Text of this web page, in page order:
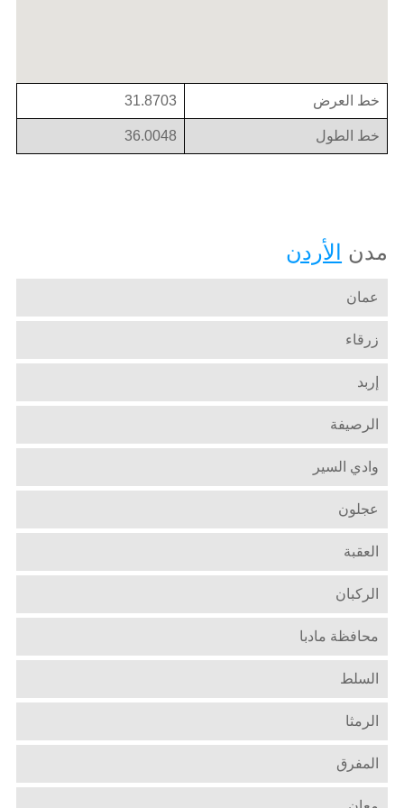
خط العرض 31.8703
خط الطول 36.0048
مدن الأردن
عمان
زرقاء
إربد
الرصيفة
وادي السير
عجلون
العقبة
الركبان
محافظة مادبا
السلط
الرمثا
المفرق